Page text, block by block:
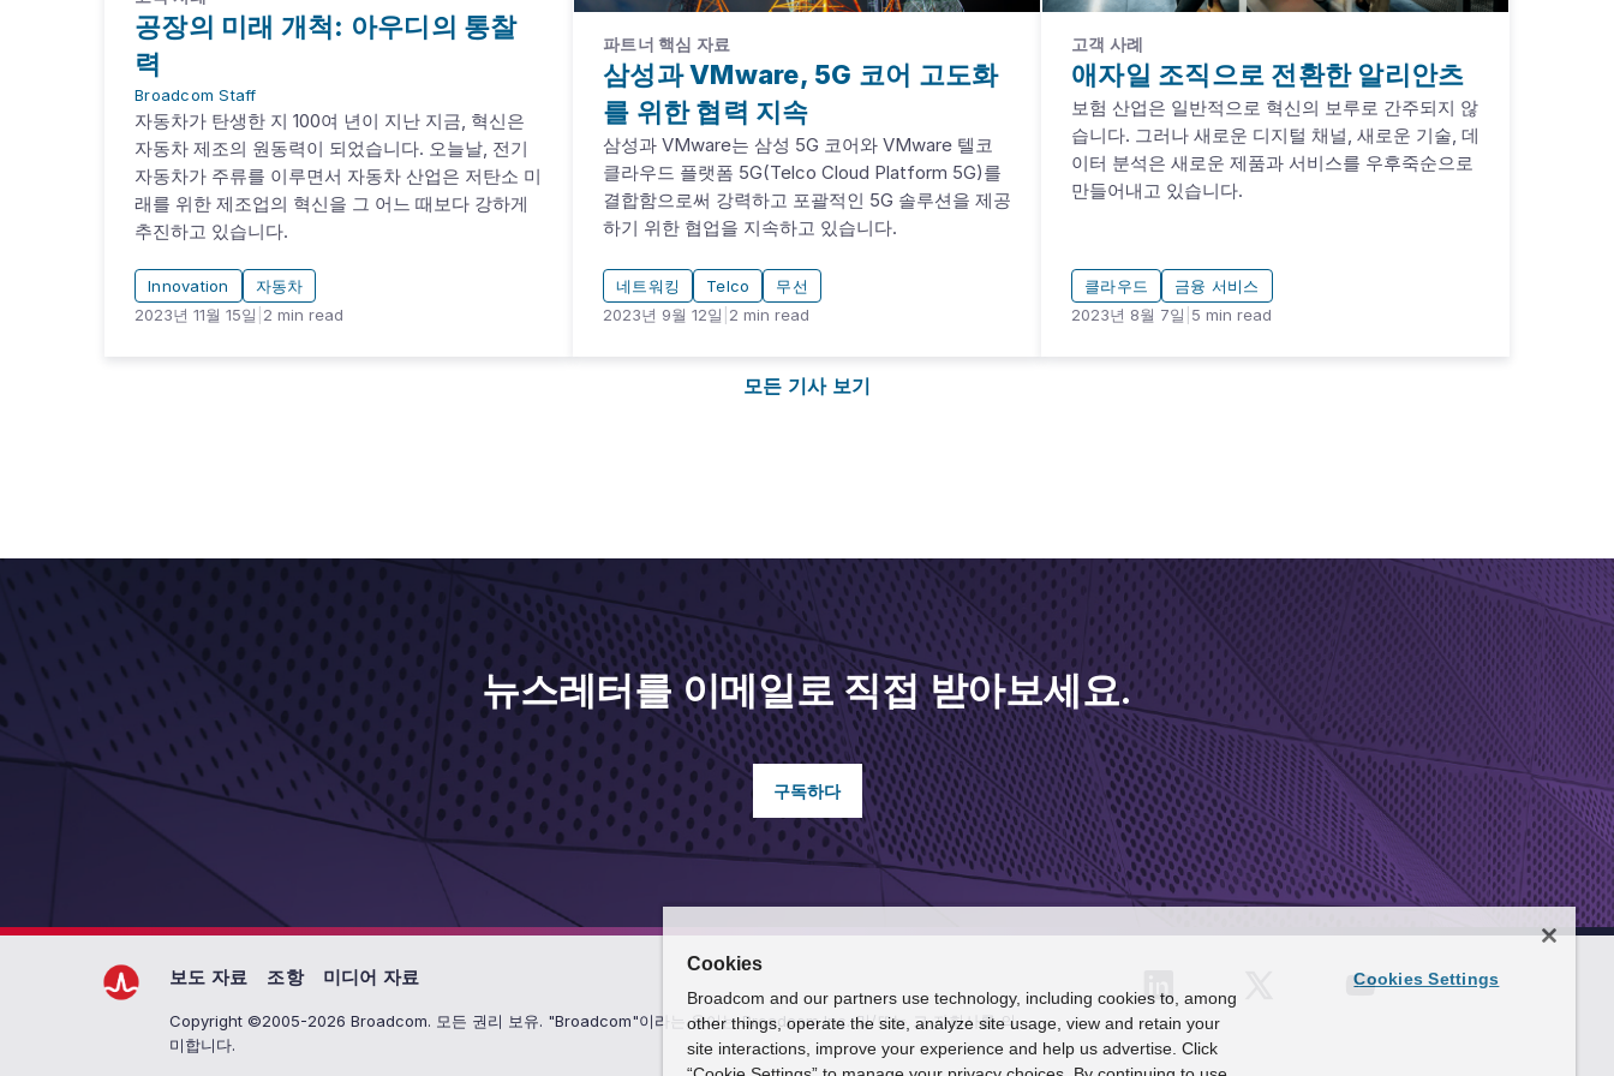
공장의 미래 개척: 아우디의 통찰
력
Broadcom Staff
자동차가 탄생한 지 100여 년이 지난 지금, 혁신은
자동차 제조의 원동력이 되었습니다. 오늘날, 전기
자동차가 주류를 이루면서 자동차 산업은 저탄소 미
래를 위한 제조업의 혁신을 그 어느 때보다 강하게
추진하고 있습니다.
Innovation
자동차
2023년 11월 15일 2 min read
파트너 핵심 자료
삼성과 VMware, 5G 코어 고도화
를 위한 협력 지속
삼성과 VMware는 삼성 5G 코어와 VMware 텔코
클라우드 플랫폼 5G(Telco Cloud Platform 5G)를
결합함으로써 강력하고 포괄적인 5G 솔루션을 제공
하기 위한 협업을 지속하고 있습니다.
네트워킹 Telco
무선
2023년 9월 12일 2 min read
고객 사례
애자일 조직으로 전환한 알리안츠
보험 산업은 일반적으로 혁신의 보루로 간주되지 않
습니다. 그러나 새로운 디지털 채널, 새로운 기술, 데
이터 분석은 새로운 제품과 서비스를 우후죽순으로
만들어내고 있습니다.
클라우드
금융 서비스
2023년 8월 7일 5 min read
모든 기사 보기
뉴스레터를 이메일로 직접 받아보세요.
구독하다
보도 자료 조항 미디어 자료
Copyright ©2005-2026 Broadcom. 모든 권리 보유. "Broadcom"이라는 용어는 Broadcom Inc. 및/또는 그 자회사를 의
미합니다.
Cookies
Broadcom and our partners use technology, including cookies to, among
other things, operate the site, analyze site usage, view and retain your
site interactions, improve your experience and help us advertise. Click
Cookies Settings